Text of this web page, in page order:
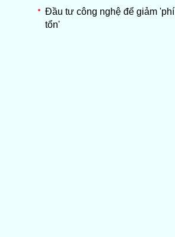
Đầu tư công nghệ để giảm 'phí
tổn'